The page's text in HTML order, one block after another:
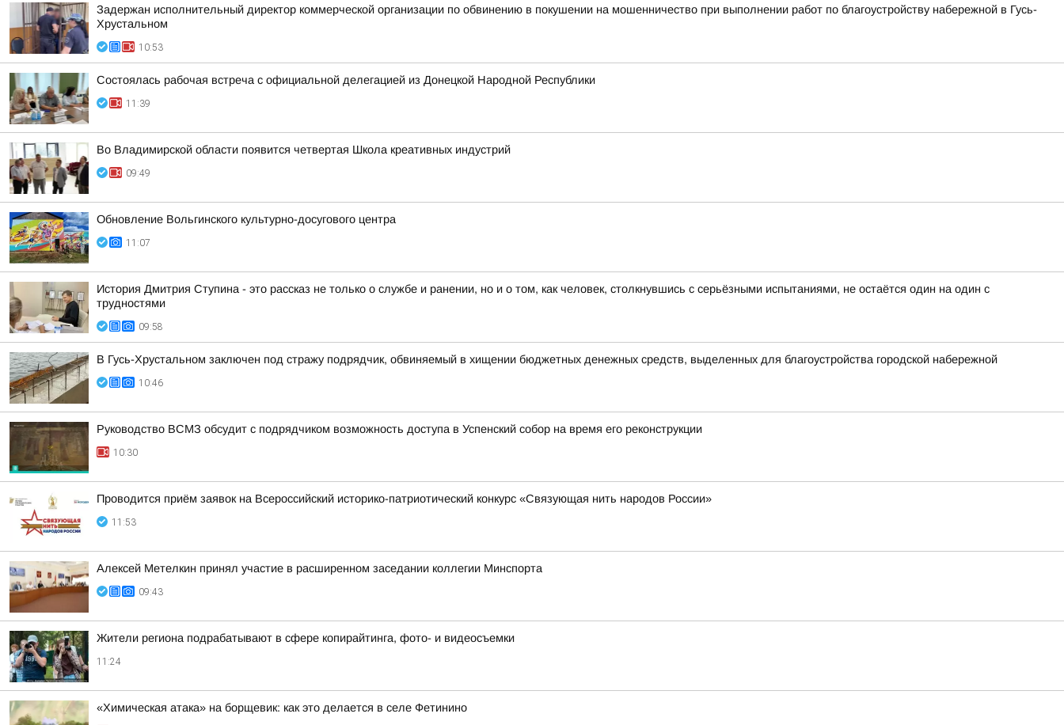
Задержан исполнительный директор коммерческой организации по обвинению в покушении на мошенничество при выполнении работ по благоустройству набережной в Гусь-
Хрустальном
10:53
Состоялась рабочая встреча с официальной делегацией из Донецкой Народной Республики
11:39
Во Владимирской области появится четвертая Школа креативных индустрий
09:49
Обновление Вольгинского культурно-досугового центра
11:07
История Дмитрия Ступина - это рассказ не только о службе и ранении, но и о том, как человек, столкнувшись с серьёзными испытаниями, не остаётся один на один с
трудностями
09:58
В Гусь-Хрустальном заключен под стражу подрядчик, обвиняемый в хищении бюджетных денежных средств, выделенных для благоустройства городской набережной
10:46
Руководство ВСМЗ обсудит с подрядчиком возможность доступа в Успенский собор на время его реконструкции
10:30
Проводится приём заявок на Всероссийский историко-патриотический конкурс «Связующая нить народов России»
11:53
Алексей Метелкин принял участие в расширенном заседании коллегии Минспорта
09:43
Жители региона подрабатывают в сфере копирайтинга, фото- и видеосъемки
11:24
«Химическая атака» на борщевик: как это делается в селе Фетинино